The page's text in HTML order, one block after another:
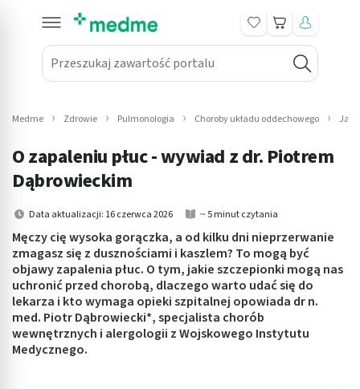
Przeszukaj zawartość portalu
Koszyk
submenu: Leki na receptę
submenu: Mama i dziecko
submenu: Kosmetyki
submenu: Higiena
submenu: Sprzęt medyczny
submenu: Intymne
submenu: Wellness
Medme Zdrowie Pulmonologia Choroby układu oddechowego Jak
O zapaleniu płuc - wywiad z dr. Piotrem
Dąbrowieckim
Data aktualizacji: 16 czerwca 2026 ~ 5 minut czytania
Męczy cię wysoka gorączka, a od kilku dni nieprzerwanie
zmagasz się z dusznościami i kaszlem? To mogą być
objawy zapalenia płuc. O tym, jakie szczepionki mogą nas
uchronić przed chorobą, dlaczego warto udać się do
lekarza i kto wymaga opieki szpitalnej opowiada dr n.
med. Piotr Dąbrowiecki*, specjalista chorób
wewnętrznych i alergologii z Wojskowego Instytutu
Medycznego.